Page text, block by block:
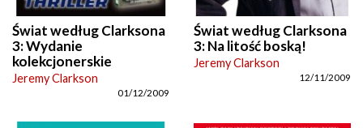
Świat według Clarksona
3: Wydanie
kolekcjonerskie
Jeremy Clarkson
01/12/2009
Świat według Clarksona
3: Na litość boską!
Jeremy Clarkson
12/11/2009